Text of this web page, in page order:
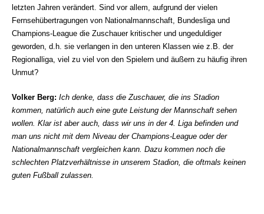
letzten Jahren verändert. Sind vor allem, aufgrund der vielen
Fernsehübertragungen von Nationalmannschaft, Bundesliga und
Champions-League die Zuschauer kritischer und ungeduldiger
geworden, d.h. sie verlangen in den unteren Klassen wie z.B. der
Regionalliga, viel zu viel von den Spielern und äußern zu häufig ihren
Unmut?
Volker Berg: Ich denke, dass die Zuschauer, die ins Stadion
kommen, natürlich auch eine gute Leistung der Mannschaft sehen
wollen. Klar ist aber auch, dass wir uns in der 4. Liga befinden und
man uns nicht mit dem Niveau der Champions-League oder der
Nationalmannschaft vergleichen kann. Dazu kommen noch die
schlechten Platzverhältnisse in unserem Stadion, die oftmals keinen
guten Fußball zulassen.